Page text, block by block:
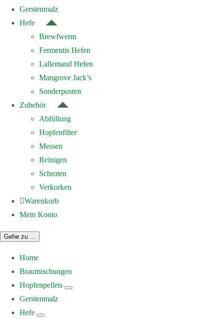
Gerstenmalz
Hefe
Brewfwerm
Fermentis Hefen
Lallemand Hefen
Mangrove Jack’s
Sonderposten
Zubehör
Abfüllung
Hopfenfilter
Messen
Reinigen
Schroten
Verkorken
Warenkorb
Mein Konto
Gehe zu ...
Home
Braumischungen
Hopfenpellets
Gerstenmalz
Hefe